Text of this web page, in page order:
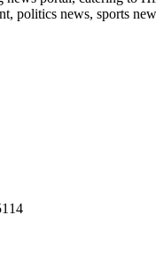
politics news, sports